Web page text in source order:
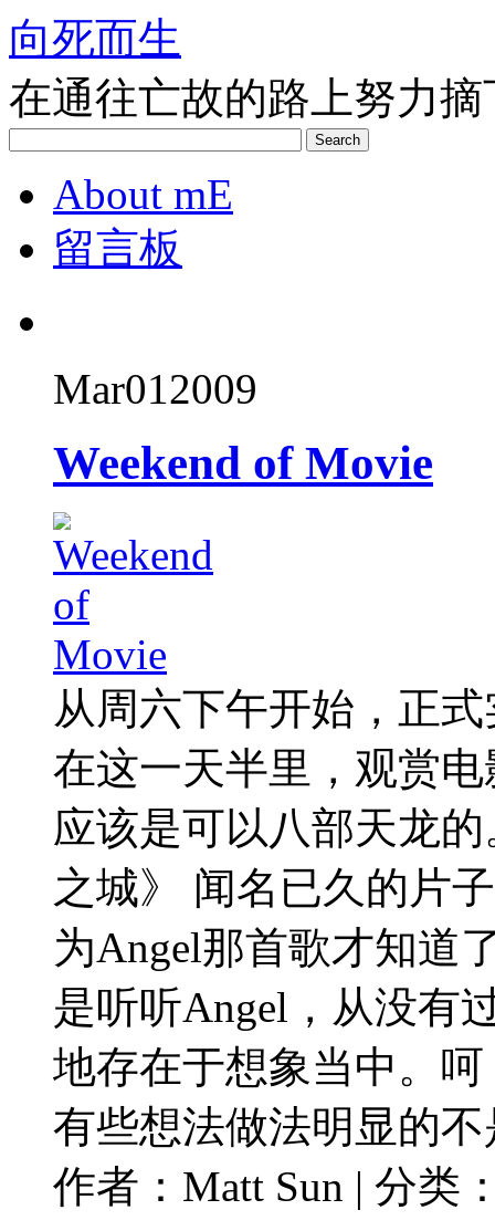
向死而生
在通往亡故的路上努力
Search
About mE
留言板
Mar012009
Weekend of Movie
从周六下午开始，正
在这一天半里，观赏
应该是可以八部天龙
之城》 闻名已久的片
为Angel那首歌才知道
是听听Angel，从没有
地存在于想象当中。
有些想法做法明显的
作者：Matt Sun | 分类